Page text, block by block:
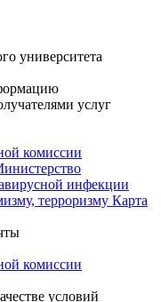
университета
услуг
комиссии
инфекции
терроризму Карта
комиссии
условий